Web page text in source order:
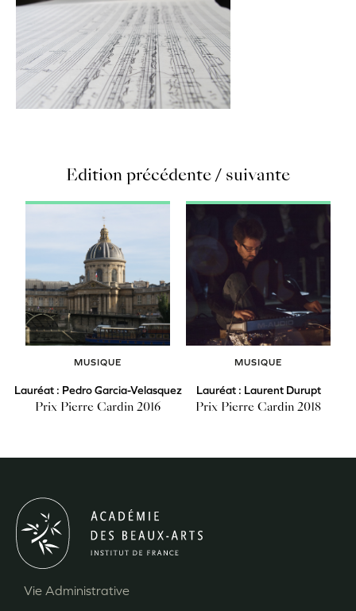
Edition précédente / suivante
MUSIQUE
Lauréat : Pedro Garcia-Velasquez
Prix Pierre Cardin 2016
MUSIQUE
Lauréat : Laurent Durupt
Prix Pierre Cardin 2018
Vie Administrative